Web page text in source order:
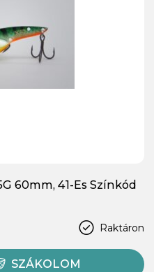
60mm, 41-Es Színkód
Raktáron
SZÁKOLOM